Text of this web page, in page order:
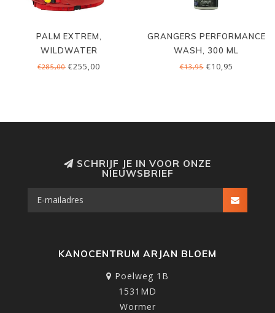
PALM EXTREM,
WILDWATER
€285,00 €255,00
GRANGERS PERFORMANCE
WASH, 300 ML
€13,95€10,95
SCHRIJF JE IN VOOR ONZE
NIEUWSBRIEF
KANOCENTRUM ARJAN BLOEM
Poelweg 1B
1531MD
Wormer